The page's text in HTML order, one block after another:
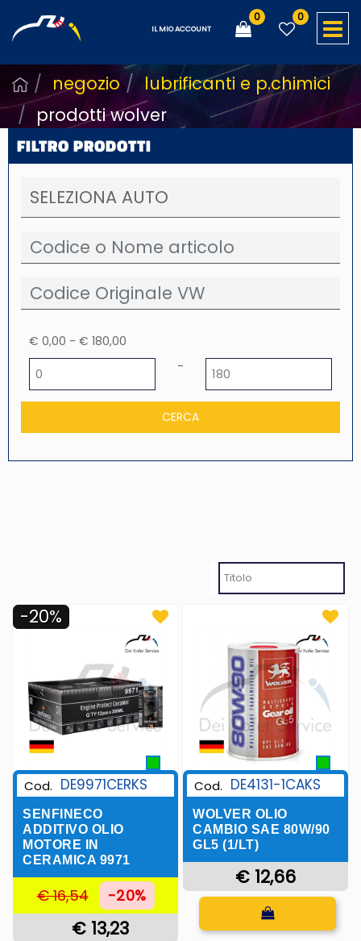
IL MIO ACCOUNT
0 0
negozio
lubrificanti e p.chimici
prodotti wolver
FILTRO PRODOTTI
€ 0,00 - € 180,00
-
-20%
Cod. DE9971CERKS
SENFINECO
ADDITIVO OLIO
MOTORE IN
CERAMICA 9971
€ 16,54 -20%
€ 13,23
Cod. DE4131-1CAKS
WOLVER OLIO
CAMBIO SAE 80W/90
GL5 (1/LT)
€ 12,66
Quantità